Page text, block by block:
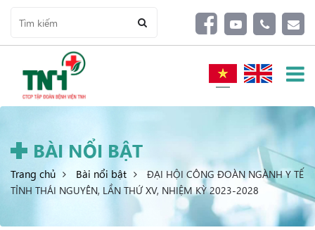
BÀI NỔI BẬT
Trang chủ Bài nổi bật
ĐẠI HỘI CÔNG ĐOÀN NGÀNH Y TẾ
TỈNH THÁI NGUYÊN, LẦN THỨ XV, NHIỆM KỲ 2023-2028